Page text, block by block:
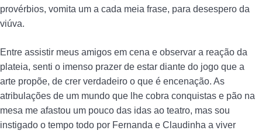
provérbios, vomita um a cada meia frase, para desespero da
viúva.
Entre assistir meus amigos em cena e observar a reação da
plateia, senti o imenso prazer de estar diante do jogo que a
arte propõe, de crer verdadeiro o que é encenação. As
atribulações de um mundo que lhe cobra conquistas e pão na
mesa me afastou um pouco das idas ao teatro, mas sou
instigado o tempo todo por Fernanda e Claudinha a viver